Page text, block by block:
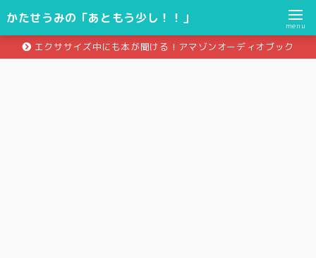
かたせうみの「あともう少し！！」
menu
エクササイズ中にも本が聞ける！アマゾンオーディオブック